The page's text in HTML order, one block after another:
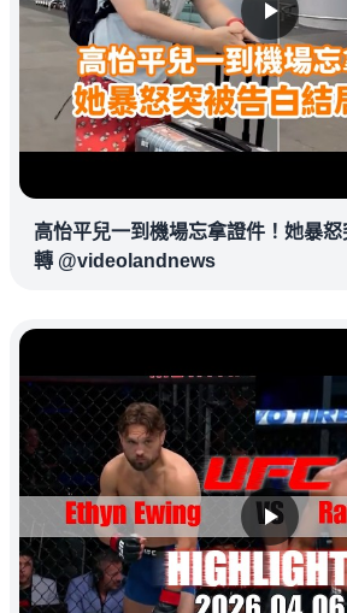
高怡平兒一到機場忘拿證件！她暴
轉 @videolandnews